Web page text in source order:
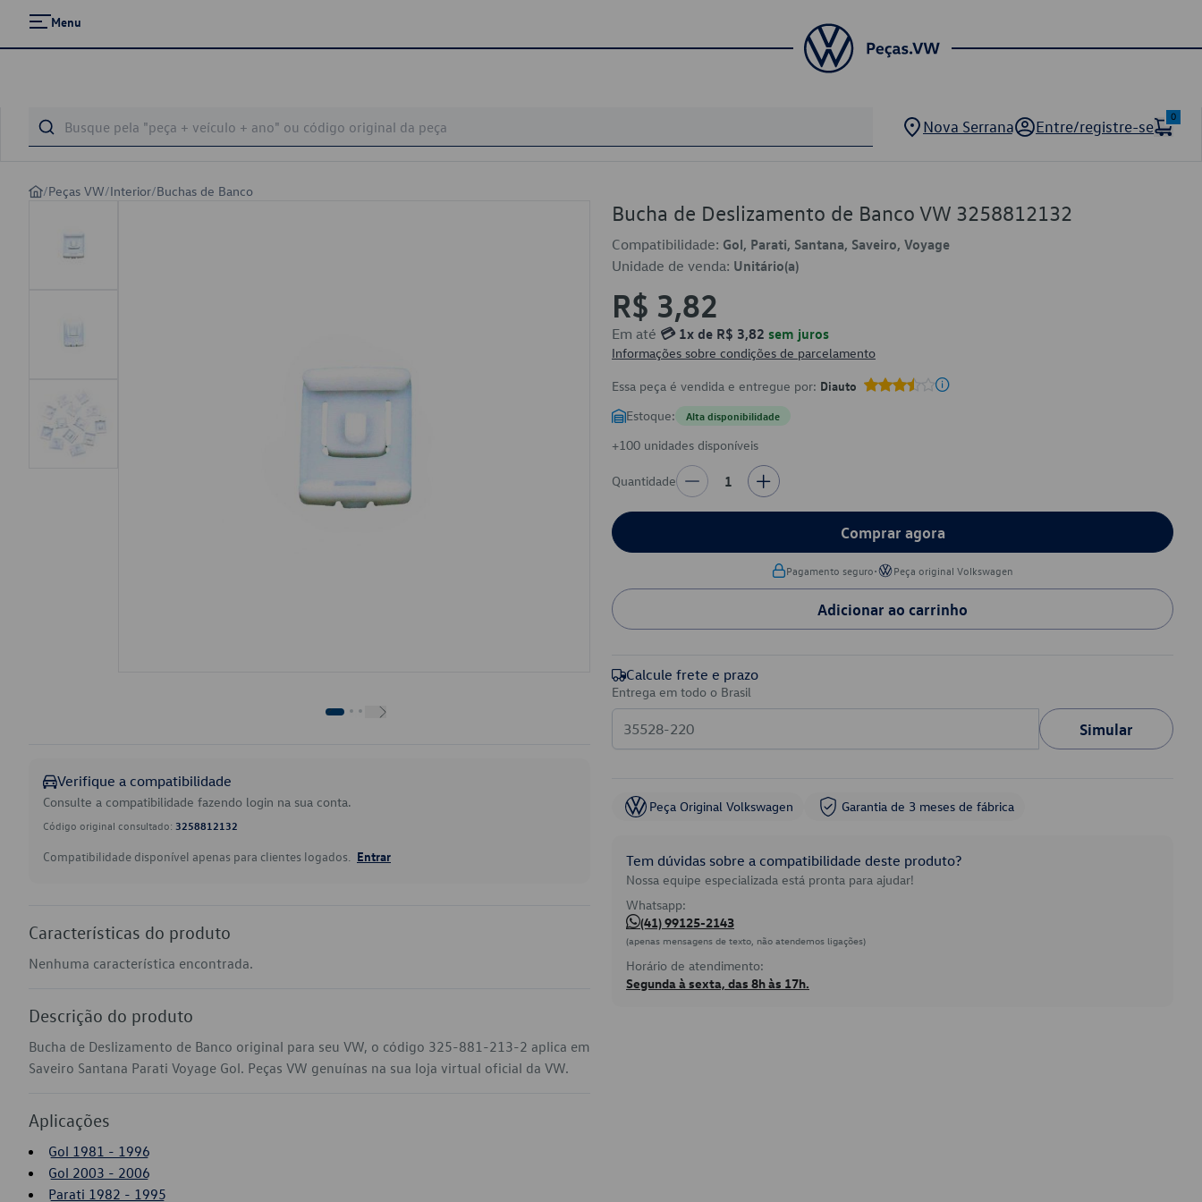
Menu
Nova Serrana Entre/registre-se
0
/Peças VW/Interior/Buchas de Banco
Verifique a compatibilidade
Consulte a compatibilidade fazendo login na sua conta.
Código original consultado: 3258812132
Compatibilidade disponível apenas para clientes logados. Entrar
Características do produto
Nenhuma característica encontrada.
Descrição do produto
Bucha de Deslizamento de Banco original para seu VW, o código 325-881-213-2 aplica em
Saveiro Santana Parati Voyage Gol. Peças VW genuínas na sua loja virtual oficial da VW.
Aplicações
Gol 1981 - 1996
Gol 2003 - 2006
Parati 1982 - 1995
Bucha de Deslizamento de Banco VW 3258812132
Compatibilidade: Gol, Parati, Santana, Saveiro, Voyage
Unidade de venda: Unitário(a)
R$ 3,82
Em até 💳 1x de R$ 3,82 sem juros
Informações sobre condições de parcelamento
Essa peça é vendida e entregue por: Diauto
Estoque: Alta disponibilidade
+100 unidades disponíveis
Quantidade 1
Comprar agora
Pagamento seguro• Peça original Volkswagen
Adicionar ao carrinho
Calcule frete e prazo
Entrega em todo o Brasil
Simular
Peça Original Volkswagen Garantia de 3 meses de fábrica
Tem dúvidas sobre a compatibilidade deste produto?
Nossa equipe especializada está pronta para ajudar!
Whatsapp:
(41) 99125-2143
(apenas mensagens de texto, não atendemos ligações)
Horário de atendimento:
Segunda à sexta, das 8h às 17h.